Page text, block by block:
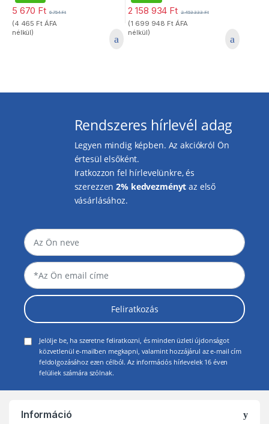
5 670 Ft 6 754Ft
(4 465 FtÁFA
nélkül)
2 158 934 Ft 2 453 333Ft
(1 699 948 FtÁFA
nélkül)
Rendszeres hírlevél adag
Legyen mindig képben. Az akciókról Ön
értesül elsőként.
Iratkozzon fel hírlevelünkre, és
szerezzen2% kedvezményt az első
vásárlásához.
Feliratkozás
Jelölje be, ha szeretne feliratkozni, és minden üzleti újdonságot
közvetlenül e-mailben megkapni, valamint hozzájárul az e-mail cím
feldolgozásához ezen célból. Az információs hírlevelek 16 éven
felüliek számára szólnak.
Információ